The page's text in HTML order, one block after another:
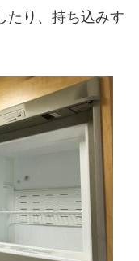
たり、持ち込みす